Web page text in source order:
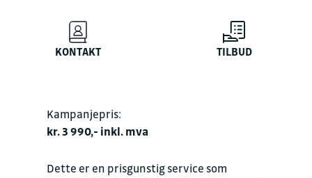
KONTAKT TILBUD
Kampanjepris:
kr. 3 990,- inkl. mva
Dette er en prisgunstig service som